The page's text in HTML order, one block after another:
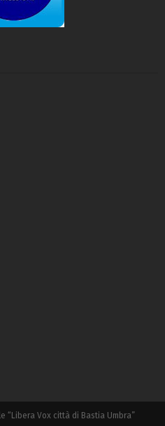
“Libera Vox città di Bastia Umbra”